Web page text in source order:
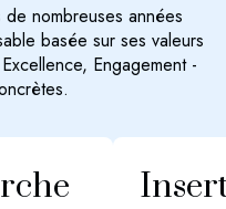
nombreuses années
basée sur ses valeurs
Engagement -